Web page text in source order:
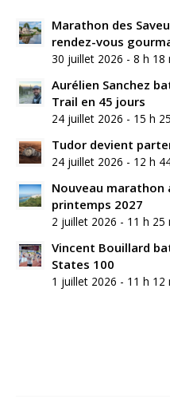
Marathon des
rendez-vous
30 juillet 2026 - 8 h 18
Aurélien Sanchez
Trail en 45 jours
24 juillet 2026 - 15 h
Tudor devient
24 juillet 2026 - 12 h
Nouveau marathon
printemps 2027
2 juillet 2026 - 11 h 25
Vincent Bouillard
States 100
1 juillet 2026 - 11 h 12